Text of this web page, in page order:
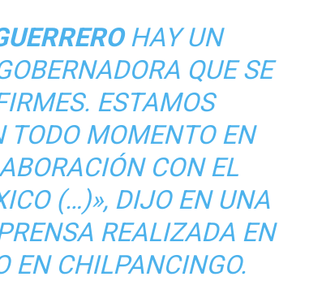
HAY UN
QUE SE
ESTAMOS
TODO MOMENTO EN
CON EL
(…)», DIJO EN UNA
REALIZADA EN
EN CHILPANCINGO.